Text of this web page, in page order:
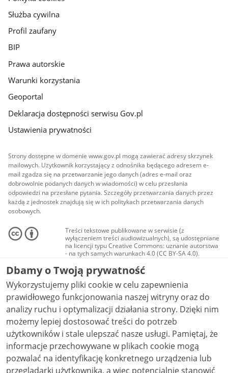
Służba cywilna
Profil zaufany
BIP
Prawa autorskie
Warunki korzystania
Geoportal
Deklaracja dostępności serwisu Gov.pl
Ustawienia prywatności
Strony dostępne w domenie www.gov.pl mogą zawierać adresy skrzynek
mailowych. Użytkownik korzystający z odnośnika będącego adresem e-
mail zgadza się na przetwarzanie jego danych (adres e-mail oraz
dobrowolnie podanych danych w wiadomości) w celu przesłania
odpowiedzi na przesłane pytania. Szczegóły przetwarzania danych przez
każdą z jednostek znajdują się w ich politykach przetwarzania danych
osobowych.
Treści tekstowe publikowane w serwisie (z
wyłączeniem treści audiowizualnych), są udostępniane
na licencji typu Creative Commons: uznanie autorstwa
- na tych samych warunkach 4.0 (CC BY-SA 4.0).
Materiały audiowizualne, w tym zdjęcia, materiały
audio i wideo, są udostępniane na licencji typu
Creative Commons: uznanie autorstwa użycie
niekomercyjne - bez utworów zależnych 4.0 (CC BY-
NC-ND 4.0), o ile nie jest to stwierdzone inaczej.
Dbamy o Twoją prywatność
Wykorzystujemy pliki cookie w celu zapewnienia
prawidłowego funkcjonowania naszej witryny oraz do
analizy ruchu i optymalizacji działania strony. Dzięki nim
możemy lepiej dostosować treści do potrzeb
użytkowników i stale ulepszać nasze usługi. Pamiętaj, że
informacje przechowywane w plikach cookie mogą
pozwalać na identyfikację konkretnego urządzenia lub
przeglądarki użytkownika, a więc potencjalnie stanowić